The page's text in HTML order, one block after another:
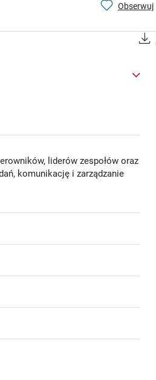
Obserwuj
liderów zespołów oraz
komunikację i zarządzanie